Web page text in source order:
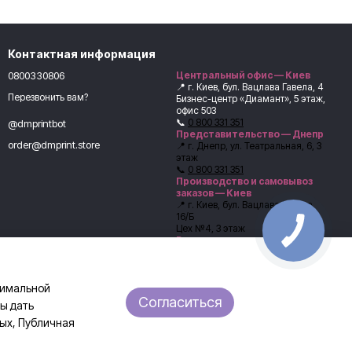
Контактная информация
0800330806
Перезвонить вам?
@dmprintbot
order@dmprint.store
Центральный офис — Киев
📍 г. Киев, бул. Вацлава Гавела, 4
Бизнес-центр «Диамант», 5 этаж,
офис 503
📞 0 800 331 351
Представительство — Днепр
📍 г. Днепр, ул. Театральная, 6, 3
этаж
📞 0 800 331 351
Производство и самовывоз
заказов — Киев
📍 г. Киев, бул. Вацлава Гавела,
16/Б
Цех №4, 3 этаж
Выдача заказов:
Ангелина, кладовщик
согласуйте время выдачи с
менеджером.
Карта проезда
дать
, Публичная
Согласиться